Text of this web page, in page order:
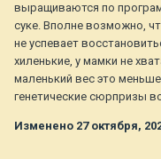
выращиваются по
суке. Вполне возможно,
не успевает
хиленькие, у мамки не
маленький вес это
генетические сюрпризы
Изменено 27 октября,